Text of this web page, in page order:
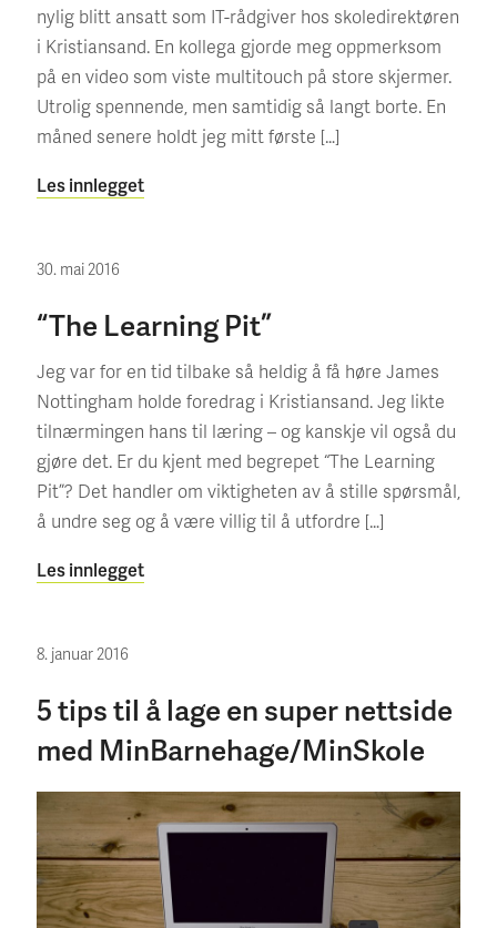
nylig blitt ansatt som IT-rådgiver hos skoledirektøren
i Kristiansand. En kollega gjorde meg oppmerksom
på en video som viste multitouch på store skjermer.
Utrolig spennende, men samtidig så langt borte. En
måned senere holdt jeg mitt første […]
Les innlegget
30. mai 2016
“The Learning Pit”
Jeg var for en tid tilbake så heldig å få høre James
Nottingham holde foredrag i Kristiansand. Jeg likte
tilnærmingen hans til læring – og kanskje vil også du
gjøre det. Er du kjent med begrepet “The Learning
Pit”? Det handler om viktigheten av å stille spørsmål,
å undre seg og å være villig til å utfordre […]
Les innlegget
8. januar 2016
5 tips til å lage en super nettside
med MinBarnehage/MinSkole